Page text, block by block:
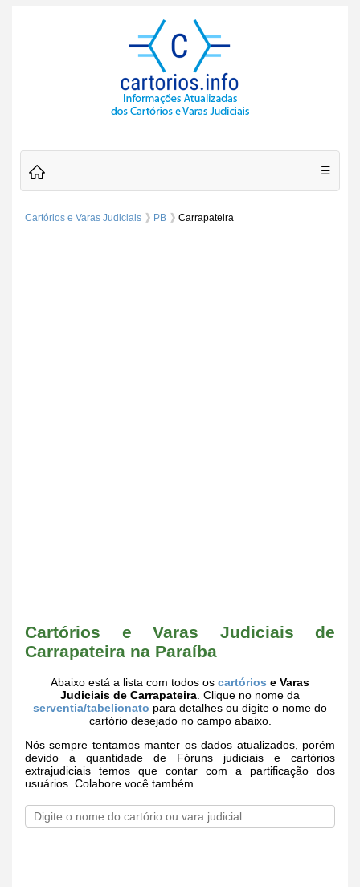
☰
Cartórios e Varas Judiciais PB Carrapateira
Cartórios e Varas Judiciais de
Carrapateira na Paraíba
Abaixo está a lista com todos os cartórios e Varas
Judiciais de Carrapateira . Clique no nome da
serventia/tabelionato para detalhes ou digite o nome do
cartório desejado no campo abaixo.
Nós sempre tentamos manter os dados atualizados, porém
devido a quantidade de Fóruns judiciais e cartórios
extrajudiciais temos que contar com a partificação dos
usuários. Colabore você também.